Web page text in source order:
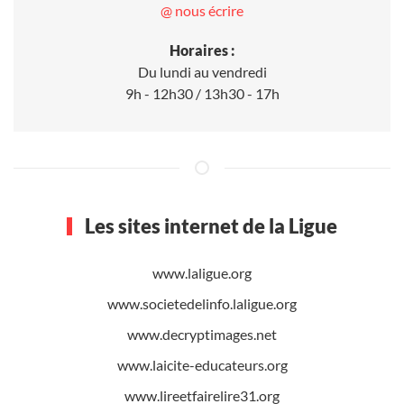
@ nous écrire
Horaires :
Du lundi au vendredi
9h - 12h30 / 13h30 - 17h
Les sites internet de la Ligue
www.laligue.org
www.societedelinfo.laligue.org
www.decryptimages.net
www.laicite-educateurs.org
www.lireetfairelire31.org